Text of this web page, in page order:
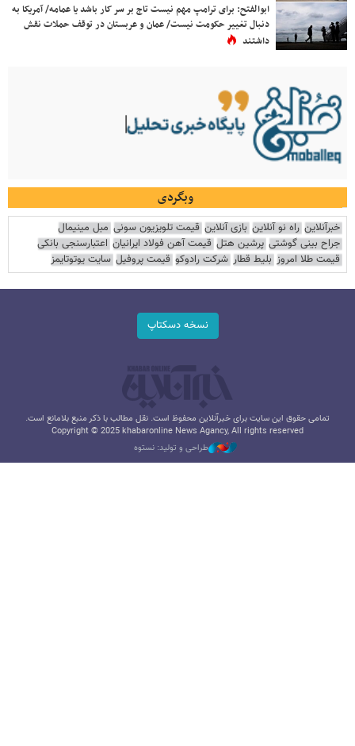
ابوالفتح: برای ترامپ مهم نیست تاج بر سر کار باشد یا عمامه/ آمریکا به
دنبال تغییر حکومت نیست/ عمان و عربستان در توقف حملات نقش
داشتند
وبگردی
خبرآنلاین راه نو آنلاین بازی آنلاین قیمت تلویزیون سونی مبل مینیمال
جراح بینی گوشتی پرشین هتل قیمت آهن فولاد ایرانیان اعتبارسنجی بانکی
قیمت طلا امروز بلیط قطار شرکت رادوکو قیمت پروفیل سایت یوتوتایمز
نسخه دسکتاپ
تمامی حقوق این سایت برای خبرآنلاین محفوظ است. نقل مطالب با ذکر منبع بلامانع است.
Copyright © 2025 khabaronline News Agancy, All rights reserved
طراحی و تولید: نستوه